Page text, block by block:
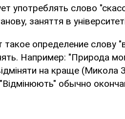
употреблять слово
заняття в
определение слову
Например: "Природа
на краще (Микола
обычно